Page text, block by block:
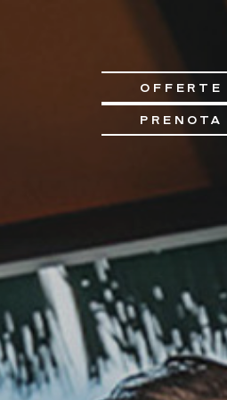
OFFERTE
PRENOTA